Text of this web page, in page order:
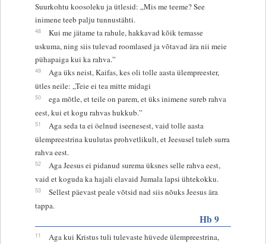
Suurkohtu koosoleku ja ütlesid: „Mis me teeme? See
inimene teeb palju tunnustähti.
48
Kui me jätame ta rahule, hakkavad kõik temasse
uskuma, ning siis tulevad roomlased ja võtavad ära nii meie
pühapaiga kui ka rahva.”
49
Aga üks neist, Kaifas, kes oli tolle aasta ülempreester,
ütles neile: „Teie ei tea mitte midagi
50
ega mõtle, et teile on parem, et üks inimene sureb rahva
eest, kui et kogu rahvas hukkub.”
51
Aga seda ta ei öelnud iseenesest, vaid tolle aasta
ülempreestrina kuulutas prohvetlikult, et Jeesusel tuleb surra
rahva eest.
52
Aga Jeesus ei pidanud surema üksnes selle rahva eest,
vaid et koguda ka hajali elavaid Jumala lapsi ühtekokku.
53
Sellest päevast peale võtsid nad siis nõuks Jeesus ära
tappa.
Hb 9
11
Aga kui Kristus tuli tulevaste hüvede ülempreestrina,